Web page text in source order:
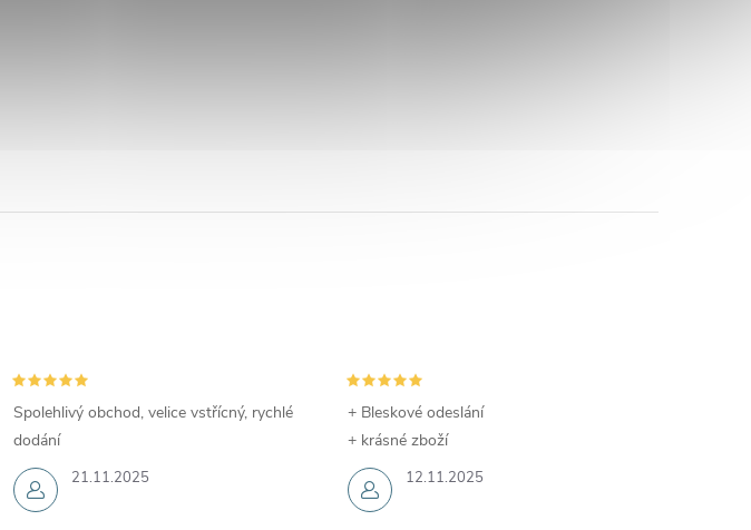
21.11.2025
Spolehlivý obchod, velice vstřícný, rychlé
dodání
12.11.2025
+ Bleskové odeslání
+ krásné zboží